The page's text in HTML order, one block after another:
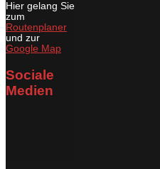
Hier gelang Sie
zum
Routenplaner
und zur
Google Map
Sociale
Medien